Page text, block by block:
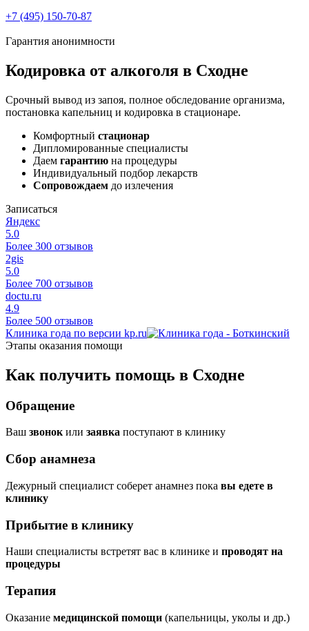
+7 (495) 150-70-87
Гарантия анонимности
Кодировка от алкоголя в Сходне
Срочный вывод из запоя, полное обследование организма,
постановка капельниц и кодировка в стационаре.
Комфортный стационар
Дипломированные специалисты
Даем гарантию на процедуры
Индивидуальный подбор лекарств
Сопровождаем до излечения
Записаться
Яндекс
5.0
Более 300 отзывов
2gis
5.0
Более 700 отзывов
doctu.ru
4.9
Более 500 отзывов
Клиника года по версии kp.ru
Этапы оказания помощи
Как получить помощь в Сходне
Обращение
Ваш звонокили заявка поступают в клинику
Сбор анамнеза
Дежурный специалист соберет анамнез пока вы едете в
клинику
Прибытие в клинику
Наши специалисты встретят вас в клинике и проводят на
процедуры
Терапия
Оказание медицинской помощи (капельницы, уколы и др.)